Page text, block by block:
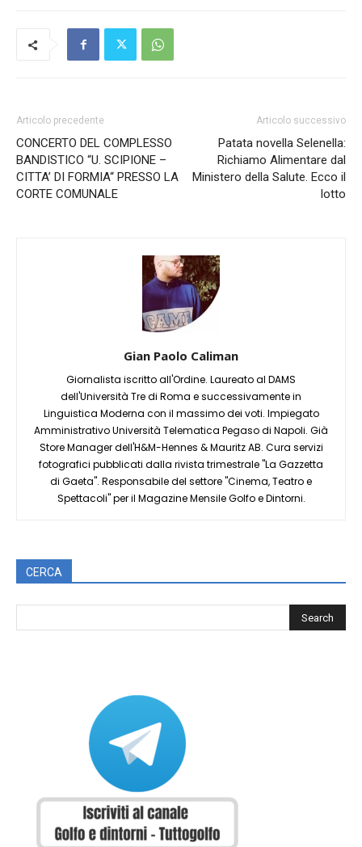
Articolo precedente
CONCERTO DEL COMPLESSO
BANDISTICO “U. SCIPIONE –
CITTA’ DI FORMIA“ PRESSO LA
CORTE COMUNALE
Articolo successivo
Patata novella Selenella:
Richiamo Alimentare dal
Ministero della Salute. Ecco il
lotto
Gian Paolo Caliman
Giornalista iscritto all'Ordine. Laureato al DAMS
dell'Università Tre di Roma e successivamente in
Linguistica Moderna con il massimo dei voti. Impiegato
Amministrativo Università Telematica Pegaso di Napoli. Già
Store Manager dell'H&M-Hennes & Mauritz AB. Cura servizi
fotografici pubblicati dalla rivista trimestrale "La Gazzetta
di Gaeta". Responsabile del settore "Cinema, Teatro e
Spettacoli" per il Magazine Mensile Golfo e Dintorni.
CERCA